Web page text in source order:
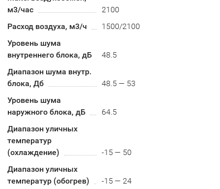
м3/час
2100
Расход воздуха, м3/ч
1500/2100
Уровень шума
внутреннего блока, дБ
48.5
Диапазон шума внутр.
блока, Дб
48.5 — 53
Уровень шума
наружного блока, дБ
64.5
Диапазон уличных
температур
(охлаждение)
-15 — 50
Диапазон уличных
температур (обогрев)
-15 — 24